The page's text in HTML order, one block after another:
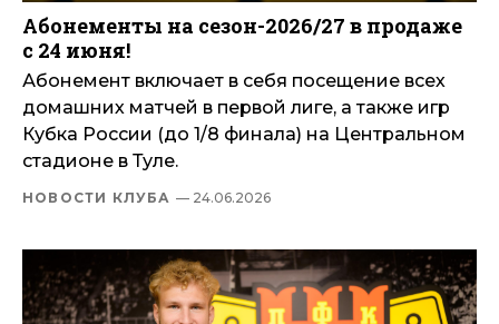
Абонементы на сезон-2026/27 в продаже
с 24 июня!
Абонемент включает в себя посещение всех
домашних матчей в первой лиге, а также игр
Кубка России (до 1/8 финала) на Центральном
стадионе в Туле.
НОВОСТИ КЛУБА — 24.06.2026